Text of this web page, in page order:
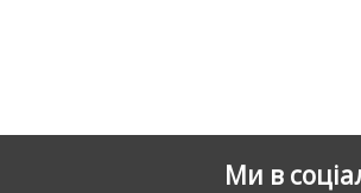
Ми в